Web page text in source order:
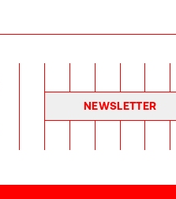
NEWSLETTER